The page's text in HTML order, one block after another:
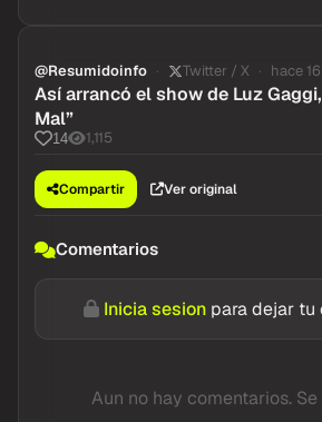
@Resumidoinfo Twitter / X hace
Así arrancó el show de Luz
Mal”
14 1,115
Compartir Ver original
Comentarios
Inicia sesion para dejar tu
Aun no hay comentarios.